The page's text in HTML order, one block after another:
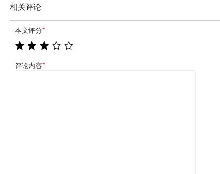
相关评论
本文评分*
评论内容*